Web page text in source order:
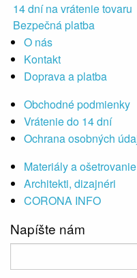
14 dní na vrátenie tovaru
Bezpečná platba
O nás
Kontakt
Doprava a platba
Obchodné podmienky
Vrátenie do 14 dní
Ochrana osobných
Materiály a ošetrovanie
Architekti, dizajnéri
CORONA INFO
Napíšte nám